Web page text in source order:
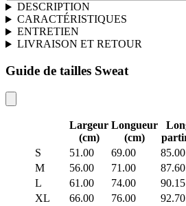
DESCRIPTION
CARACTÉRISTIQUES
ENTRETIEN
LIVRAISON ET RETOUR
Guide de tailles Sweat
Largeur
(cm)
Longueur
(cm)
S
51.00 69.00
85.00
M
56.00 71.00
87.60
L
61.00 74.00
90.15
XL
66.00 76.00
92.70